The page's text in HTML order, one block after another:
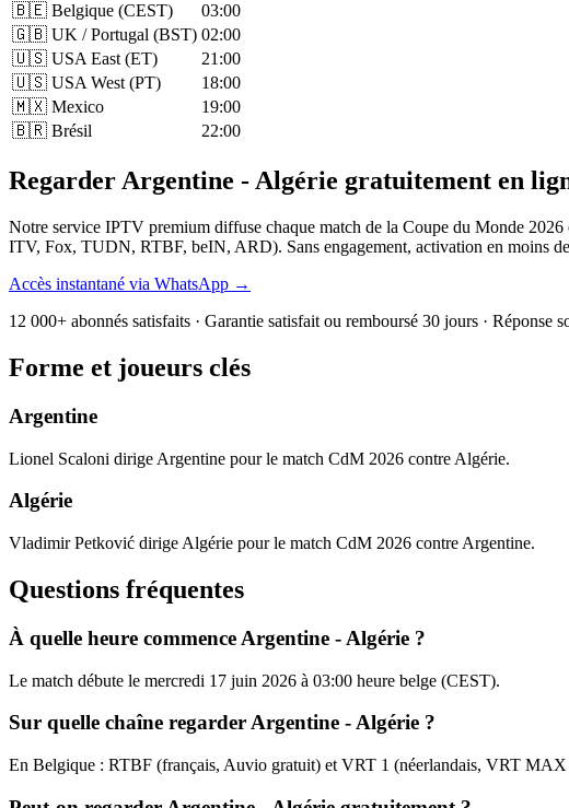
🇧🇪 Belgique (CEST)
03:00
🇬🇧 UK / Portugal (BST) 02:00
🇺🇸 USA East (ET)
21:00
🇺🇸 USA West (PT)
18:00
🇲🇽 Mexico
19:00
🇧🇷 Brésil
22:00
Regarder Argentine - Algérie gratuitement en
Notre service IPTV premium diffuse chaque match de la Coupe du Monde
ITV, Fox, TUDN, RTBF, beIN, ARD). Sans engagement, activation en moins
Accès instantané via WhatsApp →
12 000+ abonnés satisfaits · Garantie satisfait ou remboursé 30 jours · Réponse
Forme et joueurs clés
Argentine
Lionel Scaloni dirige Argentine pour le match CdM 2026 contre Algérie.
Algérie
Vladimir Petković dirige Algérie pour le match CdM 2026 contre Argentine.
Questions fréquentes
À quelle heure commence Argentine - Algérie ?
Le match débute le mercredi 17 juin 2026 à 03:00 heure belge (CEST).
Sur quelle chaîne regarder Argentine - Algérie ?
En Belgique : RTBF (français, Auvio gratuit) et VRT 1 (néerlandais, VRT